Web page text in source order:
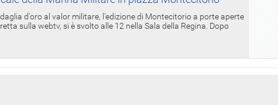
d'oro al valor militare, l'edizione di Montecitorio a porte aperte
sulla webtv, si è svolto alle 12 nella Sala della Regina. Dopo